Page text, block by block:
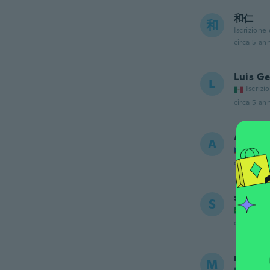
和 和仁
Iscrizione
circa 5
L Luis
circa 5
A Antonín
circa 5
S
circa 5
M manuel